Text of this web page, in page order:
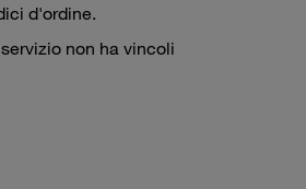
d'ordine.
non ha vincoli